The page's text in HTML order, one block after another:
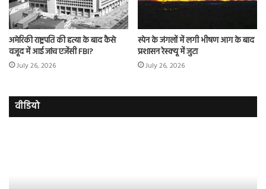
अमेरिकी राष्ट्रपति की हत्या के बाद कैसे
वजूद में आई जांच एजेंसी FBI?
July 26, 2026
स्पेन के जंगलों में लगी भीषण आग के बाद
प्रशासन रेस्क्यू में जुटा
July 26, 2026
वीडियो